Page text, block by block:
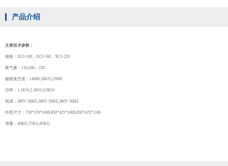
产品介绍
主要技术参数：
规格：XCJ-100，XCJ-160，XCJ-220
吸气量：110,160，220
极限真空度：14000,16670,22000
功率：1.1KW,2.2KW,3.0KW
电源：380V 50HZ,380V 50HZ,380V 50HZ
外形尺寸：750*370*1000,850*425*1000,850*425*1100
净重：40KG,75KG,85KG